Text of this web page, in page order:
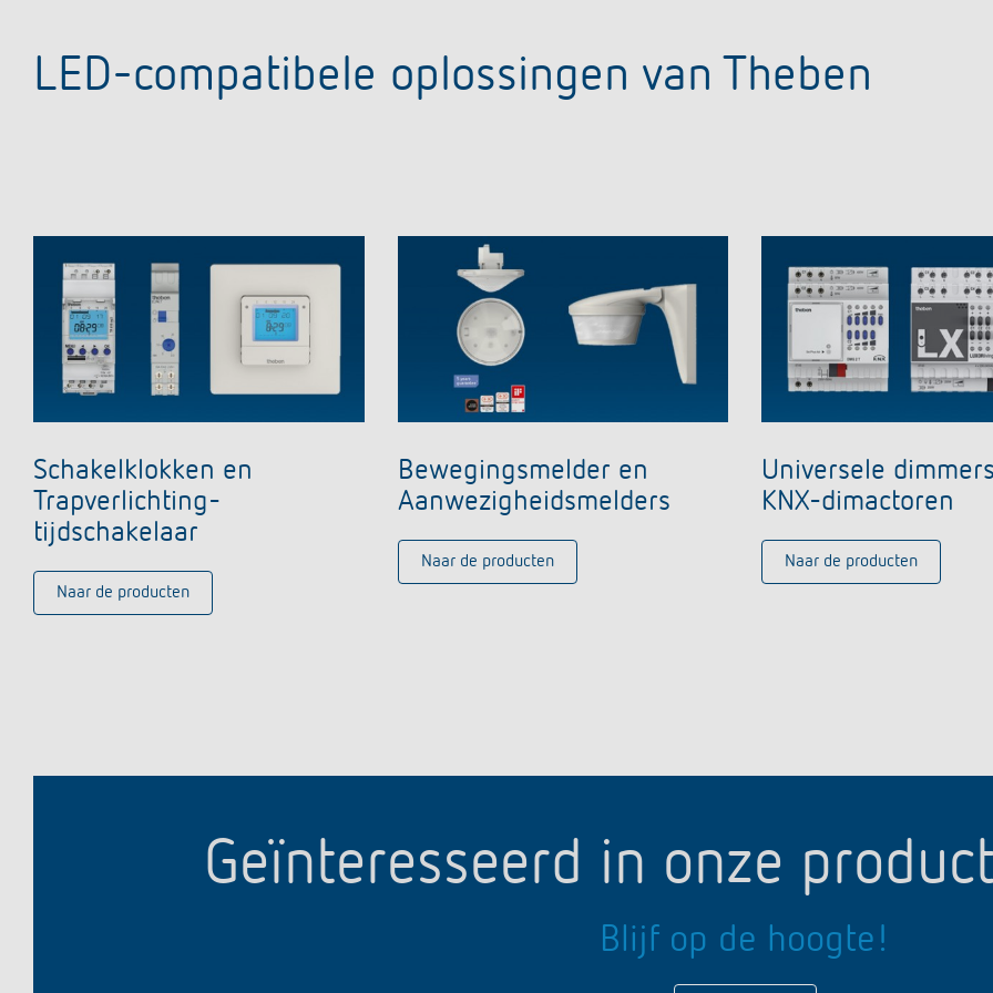
LED-compatibele oplossingen van Theben
Schakelklokken en
Trapverlichting-
tijdschakelaar
Naar de producten
Bewegingsmelder en
Aanwezigheidsmelders
Naar de producten
Universele
KNX-dimactoren
Naar de producten
Geïnteresseerd in onze
Blijf op de hoogte!